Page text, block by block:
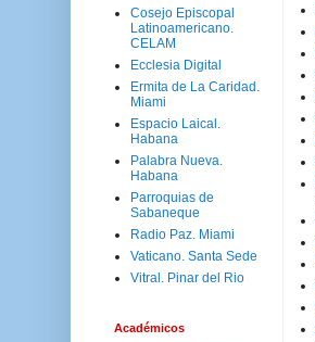
Cosejo Episcopal
Latinoamericano.
CELAM
Ecclesia Digital
Ermita de La Caridad.
Miami
Espacio Laical.
Habana
Palabra Nueva.
Habana
Parroquias de
Sabaneque
Radio Paz. Miami
Vaticano. Santa Sede
Vitral. Pinar del Rio
Académicos